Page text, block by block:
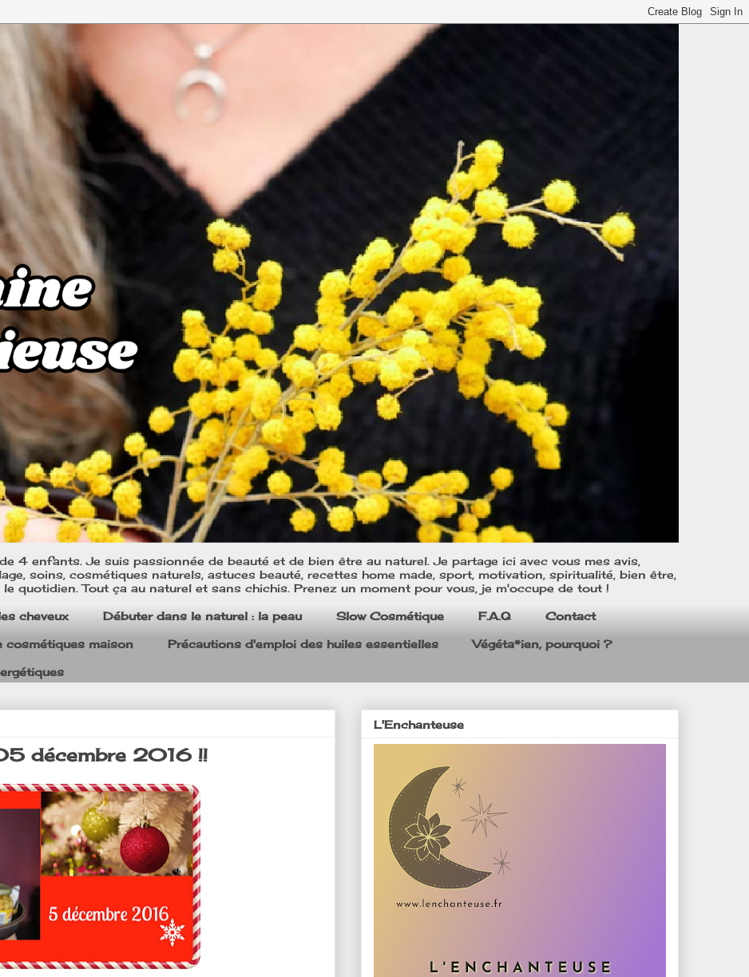
4 enfants. Je suis passionnée de beauté et de bien être au naturel. Je partage ici avec vous mes avis,
soins, cosmétiques naturels, astuces beauté, recettes home made, sport, motivation, spiritualité, bien être,
quotidien. Tout ça au naturel et sans chichis. Prenez un moment pour vous, je m'occupe de tout !
cheveux Débuter dans le naturel : la peau Slow Cosmétique F.A.Q Contact
cosmétiques maison Précautions d'emploi des huiles essentielles Végéta*ien, pourquoi ?
décembre 2016 !!
L'Enchanteuse